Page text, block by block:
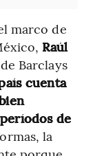
marco de
Raúl
Barclays
cuenta
de
la